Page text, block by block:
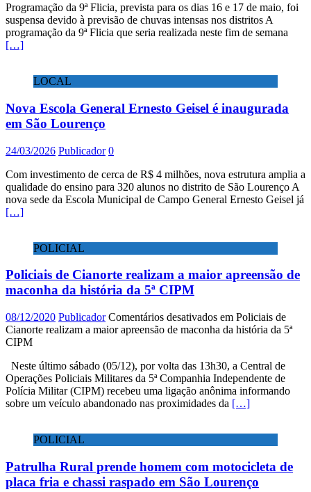
Programação da 9ª Flicia, prevista para os dias 16 e 17 de maio, foi
suspensa devido à previsão de chuvas intensas nos distritos A
programação da 9ª Flicia que seria realizada neste fim de semana
[…]
LOCAL
Nova Escola General Ernesto Geisel é inaugurada
em São Lourenço
24/03/2026 Publicador 0
Com investimento de cerca de R$ 4 milhões, nova estrutura amplia a
qualidade do ensino para 320 alunos no distrito de São Lourenço A
nova sede da Escola Municipal de Campo General Ernesto Geisel já
[…]
POLICIAL
Policiais de Cianorte realizam a maior apreensão de
maconha da história da 5ª CIPM
08/12/2020 Publicador Comentários desativados em Policiais de
Cianorte realizam a maior apreensão de maconha da história da 5ª
CIPM
Neste último sábado (05/12), por volta das 13h30, a Central de
Operações Policiais Militares da 5ª Companhia Independente de
Polícia Militar (CIPM) recebeu uma ligação anônima informando
sobre um veículo abandonado nas proximidades da […]
POLICIAL
Patrulha Rural prende homem com motocicleta de
placa fria e chassi raspado em São Lourenço